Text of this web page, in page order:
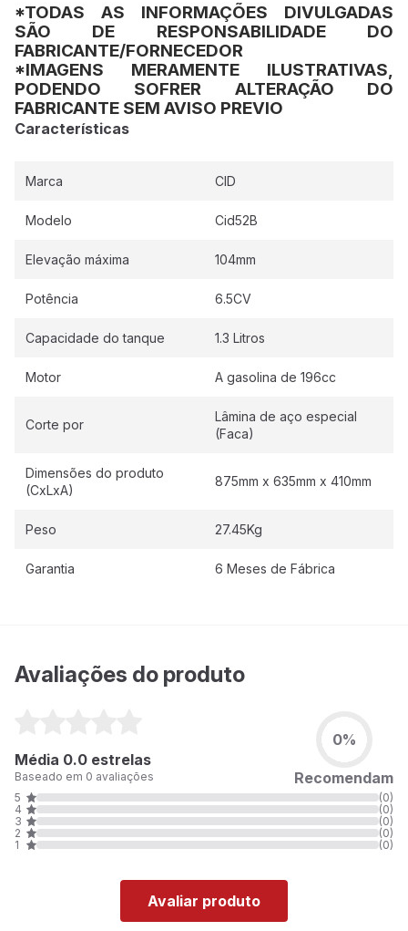
*TODAS AS INFORMAÇÕES DIVULGADAS
SÃO DE RESPONSABILIDADE DO
FABRICANTE/FORNECEDOR
*IMAGENS MERAMENTE ILUSTRATIVAS,
PODENDO SOFRER ALTERAÇÃO DO
FABRICANTE SEM AVISO PREVIO
Características
Marca CID
Modelo Cid52B
Elevação máxima 104mm
Potência 6.5CV
Capacidade do tanque 1.3 Litros
Motor A gasolina de 196cc
Corte por
Lâmina de aço especial
(Faca)
Dimensões do produto
(CxLxA)
875mm x 635mm x 410mm
Peso 27.45Kg
Garantia 6 Meses de Fábrica
Avaliações do produto
Média 0.0 estrelas
Baseado em 0 avaliações
0%
Recomendam
5
(0)
4
(0)
3
(0)
2
(0)
1
(0)
Avaliar produto